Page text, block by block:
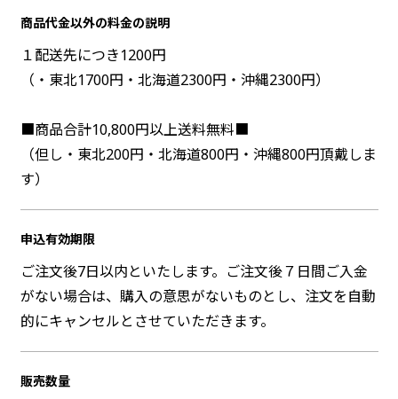
商品代金以外の料金の説明
１配送先につき1200円
（・東北1700円・北海道2300円・沖縄2300円）
■商品合計10,800円以上送料無料■
（但し・東北200円・北海道800円・沖縄800円頂戴しま
す）
申込有効期限
ご注文後7日以内といたします。ご注文後７日間ご入金
がない場合は、購入の意思がないものとし、注文を自動
的にキャンセルとさせていただきます。
販売数量